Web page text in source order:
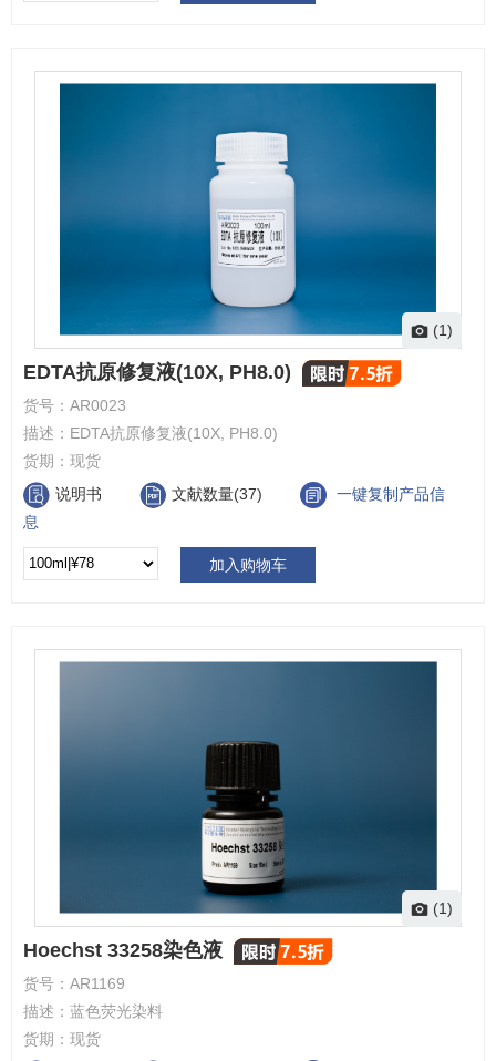
(1)
EDTA抗原修复液(10X, PH8.0)
货号： AR0023
描述： EDTA抗原修复液(10X, PH8.0)
货期： 现货
说明书
文献数量(37)
一键复制产品信
息
加入购物车
(1)
Hoechst 33258染色液
货号： AR1169
描述： 蓝色荧光染料
货期： 现货